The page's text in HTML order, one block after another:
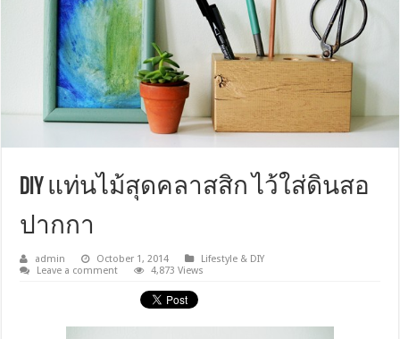
DIY แท่นไม้สุดคลาสสิก ไว้ใส่ดินสอ
ปากกา
admin October 1, 2014
Lifestyle & DIY
Leave a comment
4,873 Views